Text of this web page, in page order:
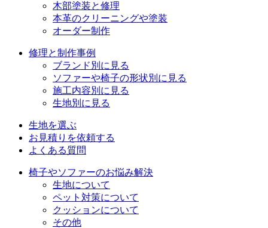
木部塗装と修理
本革のクリーニングや塗装
オーダー制作
修理と制作事例
ブランド別に見る
ソファーや椅子の形状別に見る
施工内容別に見る
生地別に見る
生地を選ぶ
お見積りを依頼する
よくある質問
椅子やソファーのお悩み解決
生地について
ペット対策について
クッションについて
その他